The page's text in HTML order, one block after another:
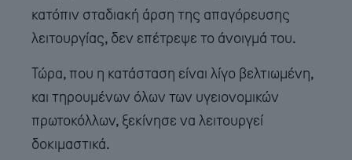
κατόπιν σταδιακή άρση της απαγόρευσης
λειτουργίας, δεν επέτρεψε το άνοιγμά του.
Τώρα, που η κατάσταση είναι λίγο βελτιωμένη,
και τηρουμένων όλων των υγειονομικών
πρωτοκόλλων, ξεκίνησε να λειτουργεί
δοκιμαστικά.